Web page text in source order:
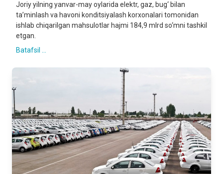
Joriy yilning yanvar-may oylarida elektr, gaz, bug‘ bilan
ta’minlash va havoni konditsiyalash korxonalari tomonidan
ishlab chiqarilgan mahsulotlar hajmi 184,9 mlrd so‘mni tashkil
etgan.
Batafsil ...